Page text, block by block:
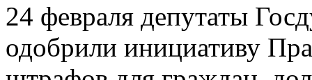
24 февраля депутаты
одобрили инициативу